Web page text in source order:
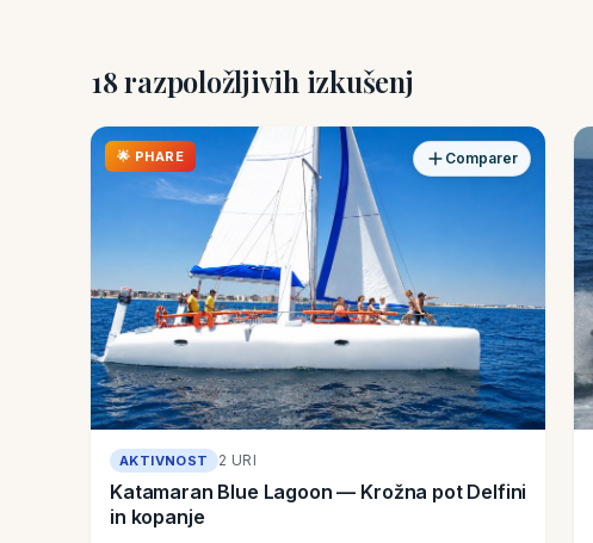
18 razpoložljivih izkušenj
🌟 PHARE
AKTIVNOST 2 URI
Katamaran Blue Lagoon — Krožna pot Delfini
in kopanje
Comparer